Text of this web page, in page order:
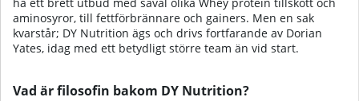
aminosyror, till fettförbrännare och gainers. Men en sak
kvarstår; DY Nutrition ägs och drivs fortfarande av Dorian
Yates, idag med ett betydligt större team än vid start.
Vad är filosofin bakom DY Nutrition?